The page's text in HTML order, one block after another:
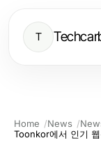
T
Home News
Toonkor에서 인기